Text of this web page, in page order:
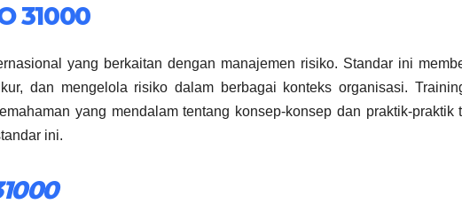
31000
yang berkaitan dengan manajemen risiko. Standar ini
dan mengelola risiko dalam berbagai konteks organisasi.
yang mendalam tentang konsep-konsep dan praktik-praktik
ini.